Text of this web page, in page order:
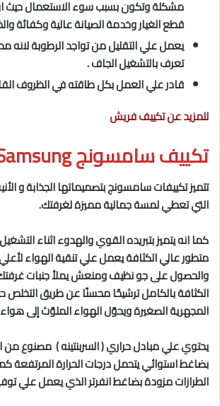
مشكلة وتكون بسبب سوء الاستعمال حيث
قطع الغيار وخدمة الصيانة عالية وكفائة
يعمل علي التقليل من تواجد الرطوبة لانه
تعرف بالتشغيل الجاف .
قادر علي العمل بكل طاقته في الظروف
للمزيد عن تكييف فريش
تكييف سامسونج Samsung
تتميز تكييفات سامسونج بتصميماتها الجذابة و
التي تعطي لمسة جمالية مميزة لغرفتك.
كما انه يتميز بتبريده القوي والهدوء اثناء
متطور عالي الكثافة يعمل علي تنقية الهواء
والحصول على جو نظيف ومنعش يملأ جنبات غرفتك.
الكثافة بالكامل ترشيحًا محسنًا عن طريق التخلص
المجهرية الصغيرة ويحوّل الهواء الملوّث إلى
يحتوي علي مبادل حراري ( السربنتينه ) مصنوع
بضاغط استوائي يتحمل درجات الحرارة المرتفعة
الطرازات مزودة بضاغط انفرتر الذي يعمل علي